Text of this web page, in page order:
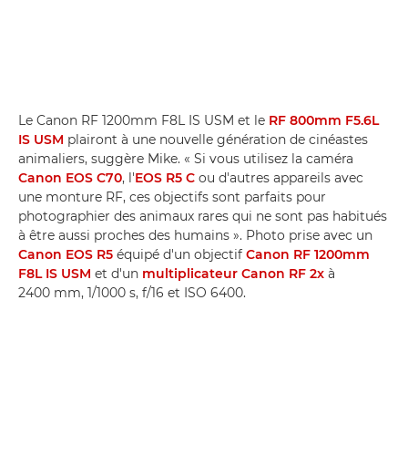
Le Canon RF 1200mm F8L IS USM et le RF 800mm F5.6L
IS USM plairont à une nouvelle génération de cinéastes
animaliers, suggère Mike. « Si vous utilisez la caméra
Canon EOS C70, l'EOS R5 C ou d'autres appareils avec
une monture RF, ces objectifs sont parfaits pour
photographier des animaux rares qui ne sont pas habitués
à être aussi proches des humains ». Photo prise avec un
Canon EOS R5 équipé d'un objectif Canon RF 1200mm
F8L IS USM et d'un multiplicateur Canon RF 2x à
2400 mm, 1/1000 s, f/16 et ISO 6400.